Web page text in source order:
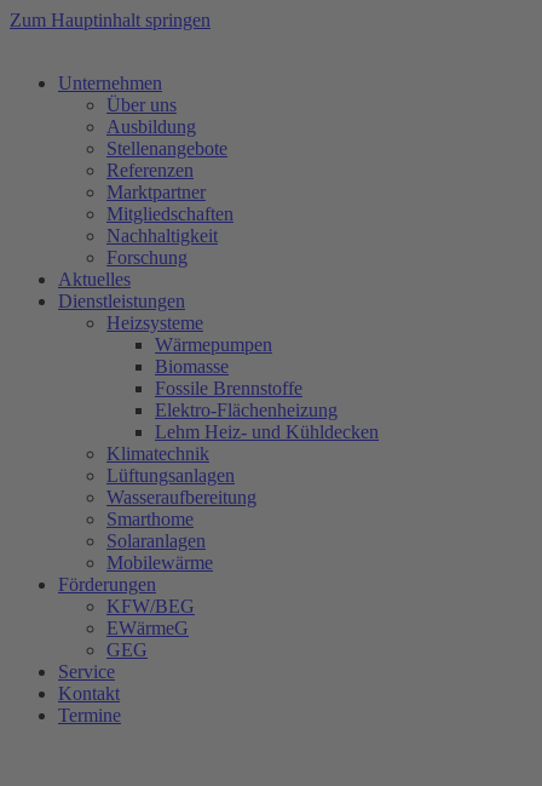
Zum Hauptinhalt springen
Unternehmen
Über uns
Ausbildung
Stellenangebote
Referenzen
Marktpartner
Mitgliedschaften
Nachhaltigkeit
Forschung
Aktuelles
Dienstleistungen
Heizsysteme
Wärmepumpen
Biomasse
Fossile Brennstoffe
Elektro-Flächenheizung
Lehm Heiz- und Kühldecken
Klimatechnik
Lüftungsanlagen
Wasseraufbereitung
Smarthome
Solaranlagen
Mobilewärme
Förderungen
KFW/BEG
EWärmeG
GEG
Service
Kontakt
Termine